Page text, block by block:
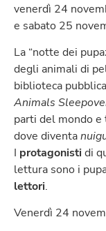
venerdì 24
e sabato 25
La “notte dei
degli animali di
biblioteca
Animals
parti del mondo
dove diventa
I protagonistidi
lettura sono i
lettori.
Venerdì 24